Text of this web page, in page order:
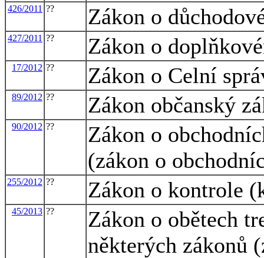
426/2011 ?? Zákon o
427/2011 ?? Zákon o
17/2012 ?? Zákon o Celní
89/2012 ?? Zákon občanský
90/2012 ??
Zákon o
(zákon o
255/2012 ?? Zákon o kontrole
45/2013 ??
Zákon o obětech
některých zákonů